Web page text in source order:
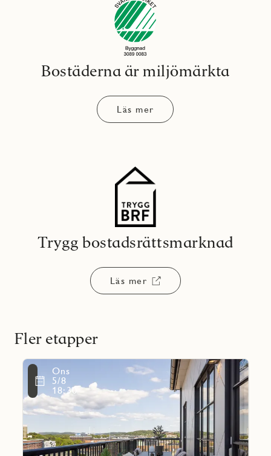
Bostäderna är miljömärkta
Läs mer
Trygg bostadsrättsmarknad
Läs mer
Fler etapper
Ons
5/8
18:30
Läs
mer
Spinnerifabriken